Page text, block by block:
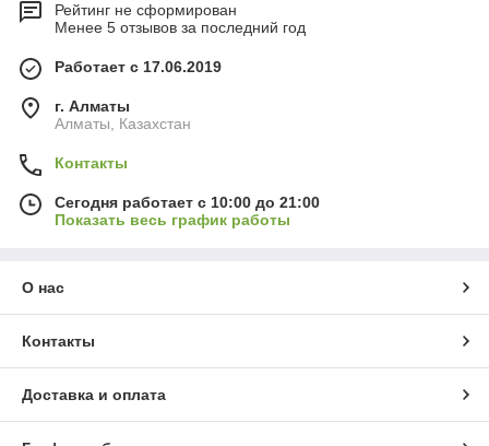
Рейтинг не сформирован
Менее 5 отзывов за последний год
Работает с 17.06.2019
г. Алматы
Алматы, Казахстан
Контакты
Сегодня работает с 10:00 до 21:00
Показать весь график работы
О нас
Контакты
Доставка и оплата